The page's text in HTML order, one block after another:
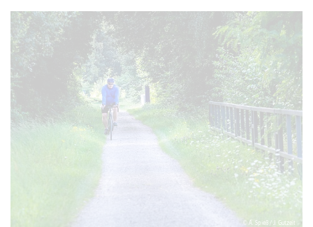
© A. Spieß / J. Gutzeit